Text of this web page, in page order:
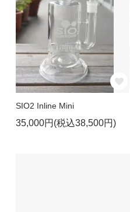
SIO2 Inline Mini
35,000円(税込38,500円)